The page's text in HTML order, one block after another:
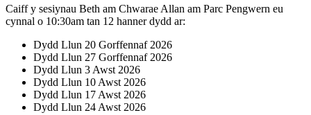
Caiff y sesiynau Beth am Chwarae Allan am Parc Pengwern eu
cynnal o 10:30am tan 12 hanner dydd ar:
Dydd Llun 20 Gorffennaf 2026
Dydd Llun 27 Gorffennaf 2026
Dydd Llun 3 Awst 2026
Dydd Llun 10 Awst 2026
Dydd Llun 17 Awst 2026
Dydd Llun 24 Awst 2026